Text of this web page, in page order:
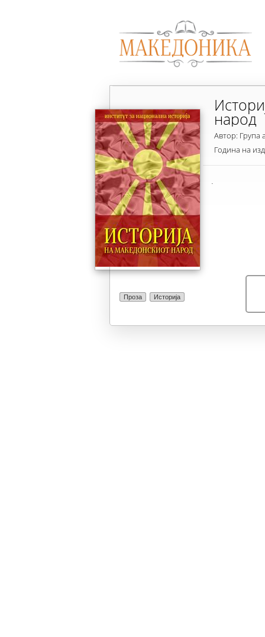
Проза Историја
народ
Автор: Група
Година на
.